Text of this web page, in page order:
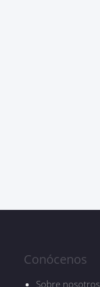
Conócenos
Sobre nosotros